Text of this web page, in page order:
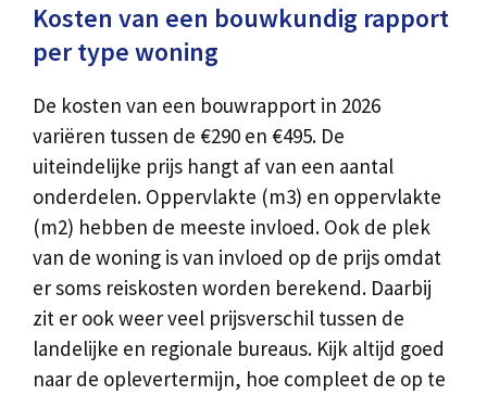
Kosten van een bouwkundig rapport
per type woning
De kosten van een bouwrapport in 2026
variëren tussen de €290 en €495. De
uiteindelijke prijs hangt af van een aantal
onderdelen. Oppervlakte (m3) en oppervlakte
(m2) hebben de meeste invloed. Ook de plek
van de woning is van invloed op de prijs omdat
er soms reiskosten worden berekend. Daarbij
zit er ook weer veel prijsverschil tussen de
landelijke en regionale bureaus. Kijk altijd goed
naar de oplevertermijn, hoe compleet de op te